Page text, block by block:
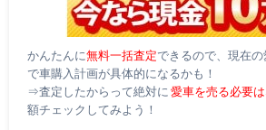
かんたんに無料一括査定できるので、現在
で車購入計画が具体的になるかも！
⇒査定したからって絶対に愛車を売る必要
額チェックしてみよう！